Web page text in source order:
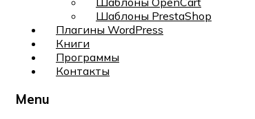
Шаблоны PrestaShop
Плагины WordPress
Книги
Программы
Контакты
Menu